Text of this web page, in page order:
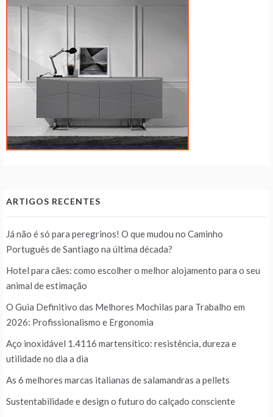
ARTIGOS RECENTES
Já não é só para peregrinos! O que mudou no Caminho
Português de Santiago na última década?
Hotel para cães: como escolher o melhor alojamento para o seu
animal de estimação
O Guia Definitivo das Melhores Mochilas para Trabalho em
2026: Profissionalismo e Ergonomia
Aço inoxidável 1.4116 martensítico: resistência, dureza e
utilidade no dia a dia
As 6 melhores marcas italianas de salamandras a pellets
Sustentabilidade e design o futuro do calçado consciente